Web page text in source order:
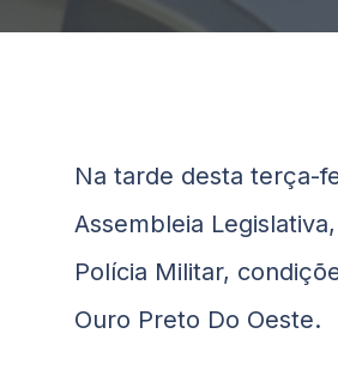
Na tarde desta terça-
Assembleia
Polícia Militar,
Ouro Preto Do Oeste.